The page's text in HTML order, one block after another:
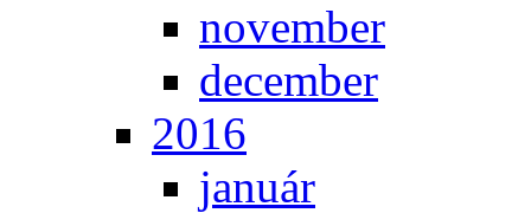
no­vem­ber
de­cem­ber
2016
ja­nu­ár